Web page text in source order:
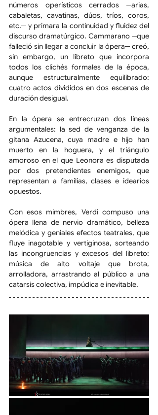
números operísticos cerrados ─arias,
cabaletas, cavatinas, dúos, tríos, coros,
etc.─ y primara la continuidad y fluidez del
discurso dramatúrgico. Cammarano ─que
falleció sin llegar a concluir la ópera─ creó,
sin embargo, un libreto que incorpora
todos los clichés formales de la época,
aunque estructuralmente equilibrado:
cuatro actos divididos en dos escenas de
duración desigual.
En la ópera se entrecruzan dos líneas
argumentales: la sed de venganza de la
gitana Azucena, cuya madre e hijo han
muerto en la hoguera, y el triángulo
amoroso en el que Leonora es disputada
por dos pretendientes enemigos, que
representan a familias, clases e idearios
opuestos.
Con esos mimbres, Verdi compuso una
ópera llena de nervio dramático, belleza
melódica y geniales efectos teatrales, que
fluye inagotable y vertiginosa, sorteando
las incongruencias y excesos del libreto:
música de alto voltaje que brota,
arrolladora, arrastrando al público a una
catarsis colectiva, impúdica e inevitable.